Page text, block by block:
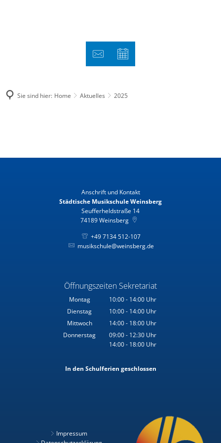
Sie sind hier: Home Aktuelles 2025
Anschrift und Kontakt
Städtische Musikschule Weinsberg
Seufferheldstraße 14
74189Weinsberg
+49 7134 512-107
musikschule@weinsberg.de
Öffnungszeiten Sekretariat
Montag 10:00- 14:00 Uhr
Von 10:00 bis 14:00 Uhr
Dienstag 10:00- 14:00 Uhr
Von 10:00 bis 14:00 Uhr
Mittwoch 14:00- 18:00 Uhr
Von 14:00 bis 18:00 Uhr
Donnerstag 09:00- 12:30 Uhr
Von 09:00 bis 12:30 Uhr
14:00- 18:00 Uhr
In den Schulferien geschlossen
Impressum